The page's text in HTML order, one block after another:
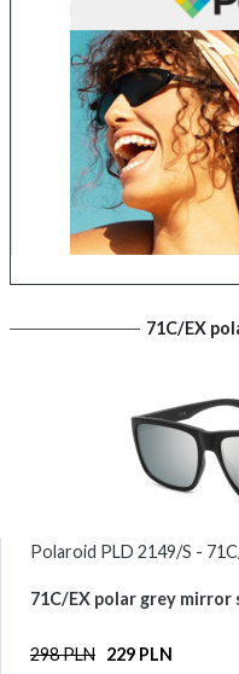
71C/EX
Polaroid PLD 2149/S -
71C/EX polar grey mirror
298 PLN 229 PLN